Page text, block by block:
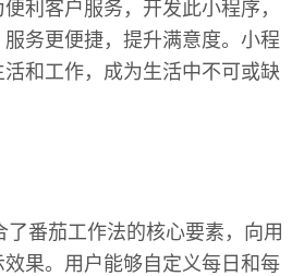
利客户服务，开发此小程序，
务更便捷，提升满意度。小程
和工作，成为生活中不可或缺
了番茄工作法的核心要素，向用
果。用户能够自定义每日和每